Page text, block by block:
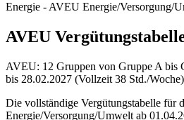
Energie - AVEU Energie/Versorgung/
AVEU
AVEU: 12 Gruppen von Gruppe A bis
bis 28.02.2027 (Vollzeit 38 Std./
Die vollständige Vergütungstabelle für
Energie/Versorgung/Umwelt ab